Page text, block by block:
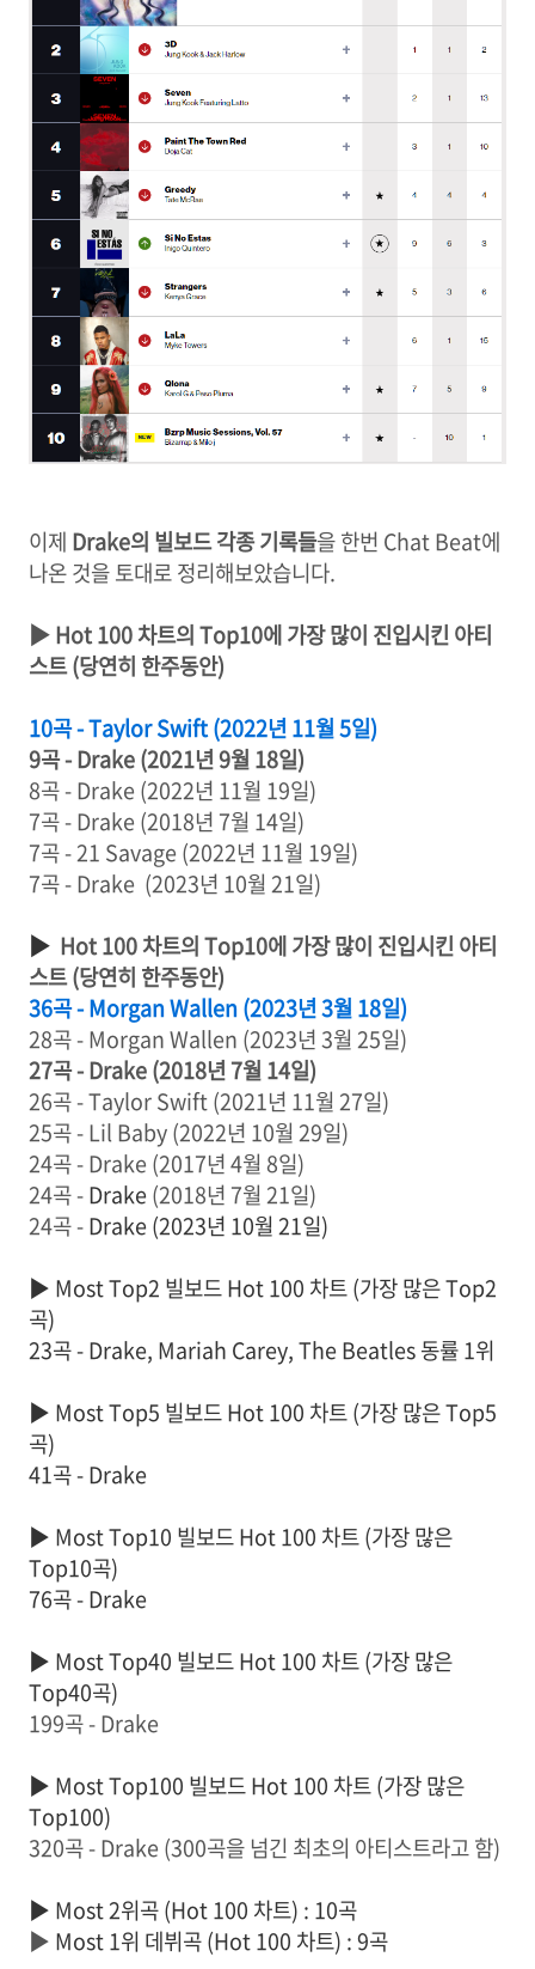
이제 Drake의 빌보드 각종 기록들을 한번 Chat Beat에
나온 것을 토대로 정리해보았습니다.
▶ Hot 100 차트의 Top10에 가장 많이 진입시킨 아티
스트 (당연히 한주동안)
10곡 - Taylor Swift (2022년 11월 5일)
9곡 - Drake (2021년 9월 18일)
8곡 - Drake (2022년 11월 19일)
7곡 - Drake (2018년 7월 14일)
7곡 - 21 Savage (2022년 11월 19일)
7곡 - Drake (2023년 10월 21일)
▶ Hot 100 차트의 Top10에 가장 많이 진입시킨 아티
스트 (당연히 한주동안)
36곡 - Morgan Wallen (2023년 3월 18일)
28곡 - Morgan Wallen (2023년 3월 25일)
27곡 - Drake (2018년 7월 14일)
26곡 - Taylor Swift (2021년 11월 27일)
25곡 - Lil Baby (2022년 10월 29일)
24곡 - Drake (2017년 4월 8일)
24곡 -Drake(2018년 7월 21일)
24곡 -Drake (2023년 10월 21일)
▶ Most Top2 빌보드 Hot 100 차트 (가장 많은 Top2
곡)
23곡 - Drake, Mariah Carey, The Beatles 동률 1위
▶ Most Top5 빌보드 Hot 100 차트 (가장 많은 Top5
곡)
41곡 - Drake
▶ Most Top10 빌보드 Hot 100 차트 (가장 많은
Top10곡)
76곡 - Drake
▶ Most Top40 빌보드 Hot 100 차트 (가장 많은
Top40곡)
199곡 - Drake
▶ Most Top100 빌보드 Hot 100 차트 (가장 많은
Top100)
320곡 - Drake (300곡을 넘긴 최초의 아티스트라고 함)
▶ Most 2위곡(Hot 100 차트) : 10곡
▶ Most 1위 데뷔곡 (Hot 100 차트) : 9곡